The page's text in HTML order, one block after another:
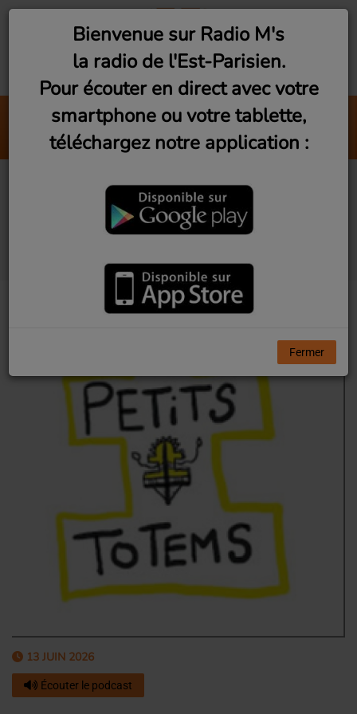
Alright
Jain
Fontenay-sous-bois :
Les petits totems avec
Zelmar
13 JUIN 2026
Écouter le podcast
Bienvenue sur Radio M's
la radio de l'Est-Parisien.
Pour écouter en direct avec votre
smartphone ou votre tablette,
téléchargez notre application :
Fermer